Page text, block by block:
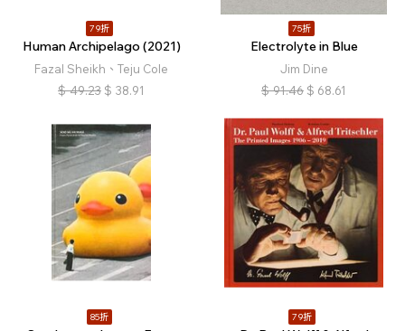
79折
Human Archipelago (2021)
Fazal Sheikh、Teju Cole
$ 49.23 $ 38.91
75折
Electrolyte in Blue
Jim Dine
$ 91.46 $ 68.61
85折 79折